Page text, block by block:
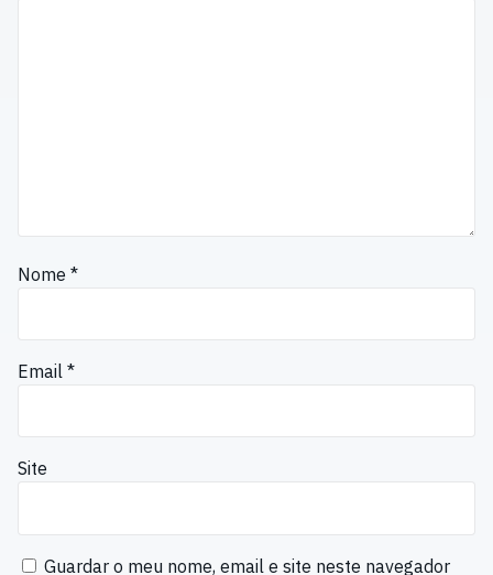
Nome *
Email *
Site
Guardar o meu nome, email e site neste navegador